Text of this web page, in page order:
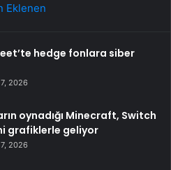
Eklenen
hedge fonlara siber
2026
oynadığı Minecraft, Switch
grafiklerle geliyor
2026